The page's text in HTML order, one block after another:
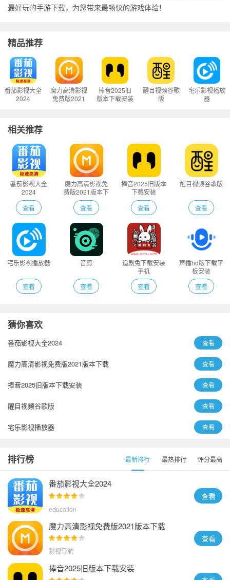
最好玩的手游下载，为您带来最畅快的游戏体验！
精品推荐
番茄影视大全
2024
魔力高清影视
免费版2021
捧音2025旧
版本下载安装
醒目视频谷歌
版
宅乐影视播放
器
相关推荐
番茄影视大全
2024
查看
魔力高清影视免
费版2021版本下
载
查看
捧音2025旧版本
下载安装
查看
醒目视频谷歌版
查看
宅乐影视播放器
查看
音剪
查看
追剧兔下载安装
手机
查看
声播hd版下载平
板安装
查看
猜你喜欢
番茄影视大全2024 查看
魔力高清影视免费版2021版本下载 查看
捧音2025旧版本下载安装 查看
醒目视频谷歌版 查看
宅乐影视播放器 查看
追剧兔下载安装手机 查看
排行榜 最新排行 最热排行 评分最高
番茄影视大全2024
education
查看
魔力高清影视免费版2021版本下载
影视导航
查看
捧音2025旧版本下载安装